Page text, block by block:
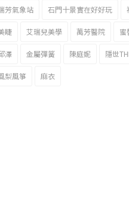
芳氣象站 石門十景實在好好玩
睫 艾瑞兒美學 萬芳醫院 蜜
澤 金屬彈簧 陳庭妮 隱世
梨風箏 麻衣